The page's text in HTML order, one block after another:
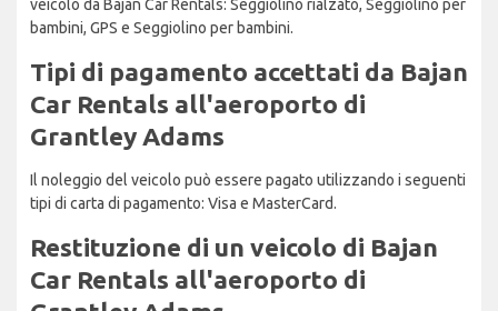
veicolo da Bajan Car Rentals: Seggiolino rialzato, Seggiolino per
bambini, GPS e Seggiolino per bambini.
Tipi di pagamento accettati da Bajan
Car Rentals all'aeroporto di
Grantley Adams
Il noleggio del veicolo può essere pagato utilizzando i seguenti
tipi di carta di pagamento: Visa e MasterCard.
Restituzione di un veicolo di Bajan
Car Rentals all'aeroporto di